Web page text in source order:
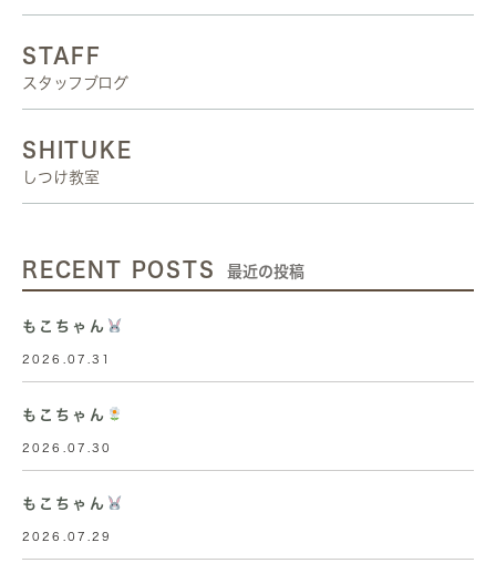
STAFF
スタッフブログ
SHITUKE
しつけ教室
RECENT POSTS 最近の投稿
もこちゃん
2026.07.31
もこちゃん
2026.07.30
もこちゃん
2026.07.29